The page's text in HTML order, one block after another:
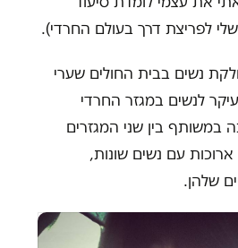
לפריצת דרך בעולם החרדי).
נשים בבית החולים שערי
לנשים במגזר החרדי
במשותף בין שני המגזרים
עם נשים שונות,
שלהן.